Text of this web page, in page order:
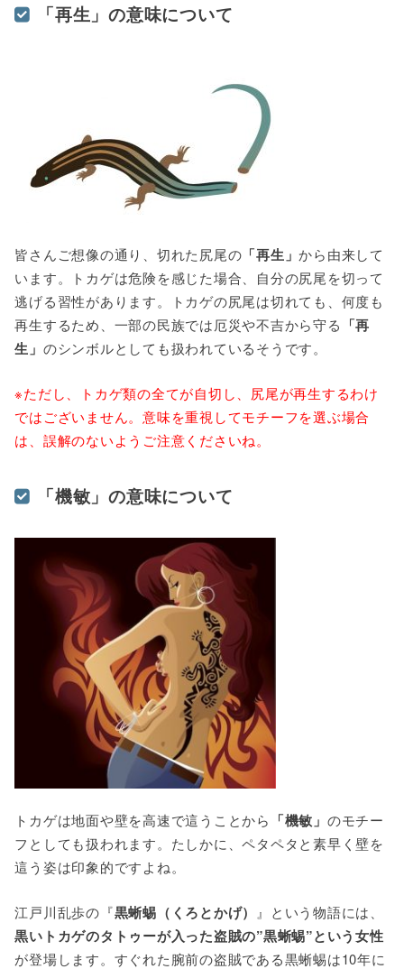
「再生」の意味について
皆さんご想像の通り、切れた尻尾の 「再生」から由来して
います。トカゲは危険を感じた場合、自分の尻尾を切って
逃げる習性があります。トカゲの尻尾は切れても、何度も
再生するため、一部の民族では厄災や不吉から守る 「再
生」 のシンボルとしても扱われているそうです。
※ただし、トカゲ類の全てが自切し、尻尾が再生するわけ
ではございません。意味を重視してモチーフを選ぶ場合
は、誤解のないようご注意くださいね。
「機敏」の意味について
トカゲは地面や壁を高速で這うことから 「機敏」 のモチー
フとしても扱われます。たしかに、ペタペタと素早く壁を
這う姿は印象的ですよね。
江戸川乱歩の『黒蜥蜴（くろとかげ） 』という物語には、
黒いトカゲのタトゥーが入った盗賊の”黒蜥蜴”という女性
が登場します。すぐれた腕前の盗賊である黒蜥蜴は10年に